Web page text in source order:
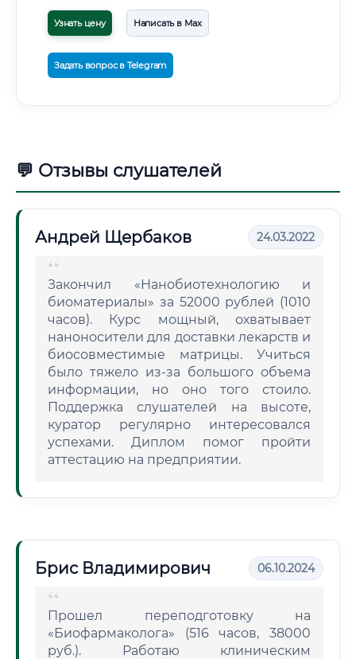
Узнать цену Написать в Max
Задать вопрос в Telegram
💬 Отзывы слушателей
Андрей Щербаков 24.03.2022
Закончил «Нанобиотехнологию и
биоматериалы» за 52000 рублей (1010
часов). Курс мощный, охватывает
наноносители для доставки лекарств и
биосовместимые матрицы. Учиться
было тяжело из-за большого объема
информации, но оно того стоило.
Поддержка слушателей на высоте,
куратор регулярно интересовался
успехами. Диплом помог пройти
аттестацию на предприятии.
Брис Владимирович 06.10.2024
Прошел переподготовку на
«Биофармаколога» (516 часов, 38000
руб.). Работаю клиническим